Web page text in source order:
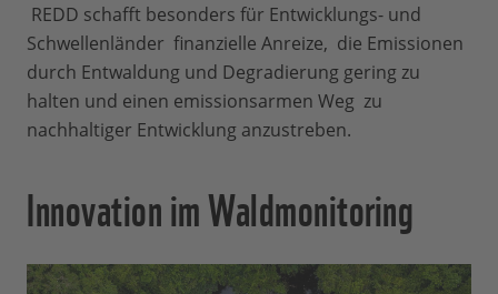
REDD schafft besonders für Entwicklungs- und
Schwellenländer finanzielle Anreize, die Emissionen
durch Entwaldung und Degradierung gering zu
halten und einen emissionsarmen Weg zu
nachhaltiger Entwicklung anzustreben.
Innovation im Waldmonitoring